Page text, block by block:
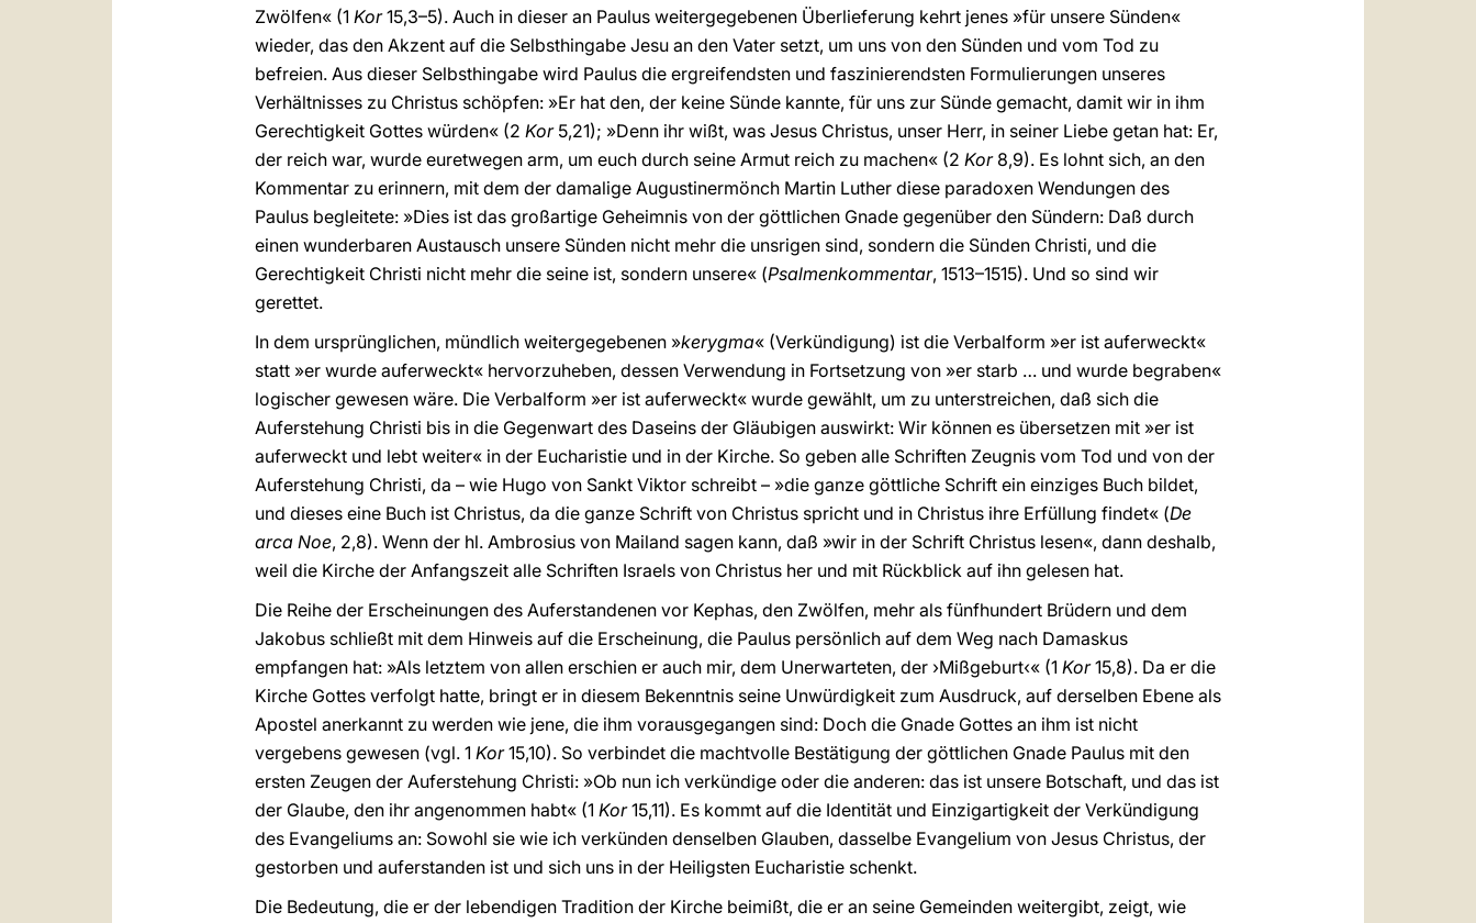
Zwölfen« (1 Kor15,3–5). Auch in dieser an Paulus weitergegebenen Überlieferung kehrt jenes »für unsere Sünden«
wieder, das den Akzent auf die Selbsthingabe Jesu an den Vater setzt, um uns von den Sünden und vom Tod zu
befreien. Aus dieser Selbsthingabe wird Paulus die ergreifendsten und faszinierendsten Formulierungen unseres
Verhältnisses zu Christus schöpfen: »Er hat den, der keine Sünde kannte, für uns zur Sünde gemacht, damit wir in ihm
Gerechtigkeit Gottes würden« (2 Kor5,21); »Denn ihr wißt, was Jesus Christus, unser Herr, in seiner Liebe getan hat: Er,
der reich war, wurde euretwegen arm, um euch durch seine Armut reich zu machen« (2 Kor8,9). Es lohnt sich, an den
Kommentar zu erinnern, mit dem der damalige Augustinermönch Martin Luther diese paradoxen Wendungen des
Paulus begleitete: »Dies ist das großartige Geheimnis von der göttlichen Gnade gegenüber den Sündern: Daß durch
einen wunderbaren Austausch unsere Sünden nicht mehr die unsrigen sind, sondern die Sünden Christi, und die
Gerechtigkeit Christi nicht mehr die seine ist, sondern unsere« (Psalmenkommentar, 1513–1515). Und so sind wir
gerettet.
In dem ursprünglichen, mündlich weitergegebenen »kerygma« (Verkündigung) ist die Verbalform »er ist auferweckt«
statt »er wurde auferweckt« hervorzuheben, dessen Verwendung in Fortsetzung von »er starb … und wurde begraben«
logischer gewesen wäre. Die Verbalform »er ist auferweckt« wurde gewählt, um zu unterstreichen, daß sich die
Auferstehung Christi bis in die Gegenwart des Daseins der Gläubigen auswirkt: Wir können es übersetzen mit »er ist
auferweckt und lebt weiter« in der Eucharistie und in der Kirche. So geben alle Schriften Zeugnis vom Tod und von der
Auferstehung Christi, da – wie Hugo von Sankt Viktor schreibt – »die ganze göttliche Schrift ein einziges Buch bildet,
und dieses eine Buch ist Christus, da die ganze Schrift von Christus spricht und in Christus ihre Erfüllung findet« (De
arca Noe, 2,8). Wenn der hl. Ambrosius von Mailand sagen kann, daß »wir in der Schrift Christus lesen«, dann deshalb,
weil die Kirche der Anfangszeit alle Schriften Israels von Christus her und mit Rückblick auf ihn gelesen hat.
Die Reihe der Erscheinungen des Auferstandenen vor Kephas, den Zwölfen, mehr als fünfhundert Brüdern und dem
Jakobus schließt mit dem Hinweis auf die Erscheinung, die Paulus persönlich auf dem Weg nach Damaskus
empfangen hat: »Als letztem von allen erschien er auch mir, dem Unerwarteten, der ›Mißgeburt‹« (1 Kor15,8). Da er die
Kirche Gottes verfolgt hatte, bringt er in diesem Bekenntnis seine Unwürdigkeit zum Ausdruck, auf derselben Ebene als
Apostel anerkannt zu werden wie jene, die ihm vorausgegangen sind: Doch die Gnade Gottes an ihm ist nicht
vergebens gewesen (vgl. 1 Kor15,10). So verbindet die machtvolle Bestätigung der göttlichen Gnade Paulus mit den
ersten Zeugen der Auferstehung Christi: »Ob nun ich verkündige oder die anderen: das ist unsere Botschaft, und das ist
der Glaube, den ihr angenommen habt« (1 Kor15,11). Es kommt auf die Identität und Einzigartigkeit der Verkündigung
des Evangeliums an: Sowohl sie wie ich verkünden denselben Glauben, dasselbe Evangelium von Jesus Christus, der
gestorben und auferstanden ist und sich uns in der Heiligsten Eucharistie schenkt.
Die Bedeutung, die er der lebendigen Tradition der Kirche beimißt, die er an seine Gemeinden weitergibt, zeigt, wie